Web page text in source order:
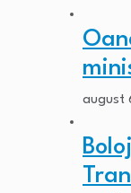
august